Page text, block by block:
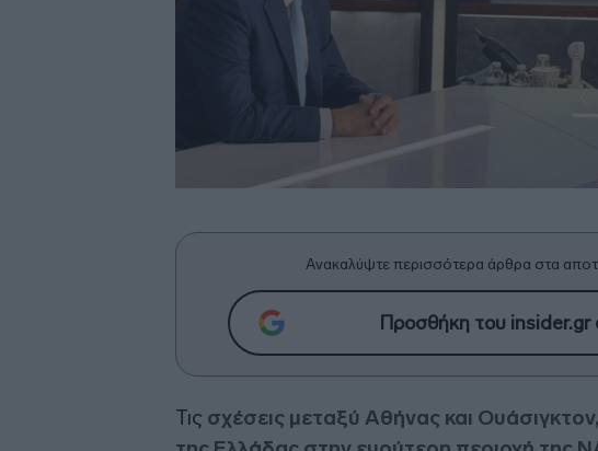
Ανακαλύψτε περισσότερα άρθρα στα
Προσθήκη του insider.gr
Τις σχέσεις μεταξύ Αθήνας και